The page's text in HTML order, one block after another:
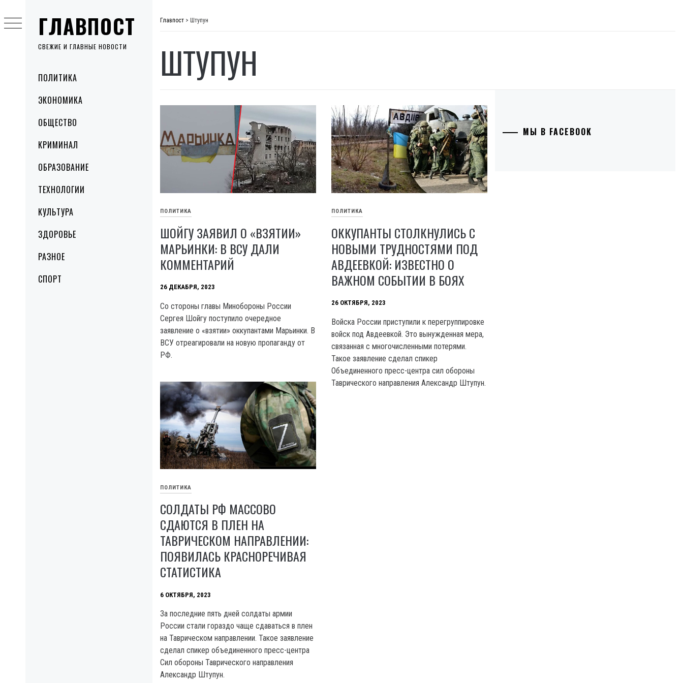
ГЛАВПОСТ
СВЕЖИЕ И ГЛАВНЫЕ НОВОСТИ
MenuПОЛИТИКА
ЭКОНОМИКА
ОБЩЕСТВО
КРИМИНАЛ
ОБРАЗОВАНИЕ
ТЕХНОЛОГИИ
КУЛЬТУРА
ЗДОРОВЬЕ
РАЗНОЕ
СПОРТ
to
content
Главпост > Штупун
ШТУПУН
ПОЛИТИКА
ШОЙГУ ЗАЯВИЛ О «ВЗЯТИИ»
МАРЬИНКИ: В ВСУ ДАЛИ
КОММЕНТАРИЙ
26 ДЕКАБРЯ, 2023
Co стороны главы Минобороны России
Сергея Шойгу поступило очередное
заявление о «взятии» оккупантами Марьинки. В
ВСУ отреагировали на новую пропаганду от
РФ.
ПОЛИТИКА
ОККУПАНТЫ СТОЛКНУЛИСЬ С
НОВЫМИ ТРУДНОСТЯМИ ПОД
АВДЕЕВКОЙ: ИЗВЕСТНО О
ВАЖНОМ СОБЫТИИ В БОЯХ
26 ОКТЯБРЯ, 2023
Войска России приступили к перегруппировке
войск под Авдеевкой. Это вынужденная мера,
связанная с многочисленными потерями.
Такое заявление сделал спикер
Объединенного пресс-центра сил обороны
Таврического направления Александр Штупун.
ПОЛИТИКА
СОЛДАТЫ РФ МАССОВО
СДАЮТСЯ В ПЛЕН НА
ТАВРИЧЕСКОМ НАПРАВЛЕНИИ:
ПОЯВИЛАСЬ КРАСНОРЕЧИВАЯ
СТАТИСТИКА
6 ОКТЯБРЯ, 2023
За последние пять дней солдаты армии
России стали гораздо чаще сдаваться в плен
на Таврическом направлении. Такое заявление
сделал спикер объединенного пресс-центра
Сил обороны Таврического направления
Александр Штупун.
МЫ В FACEBOOK